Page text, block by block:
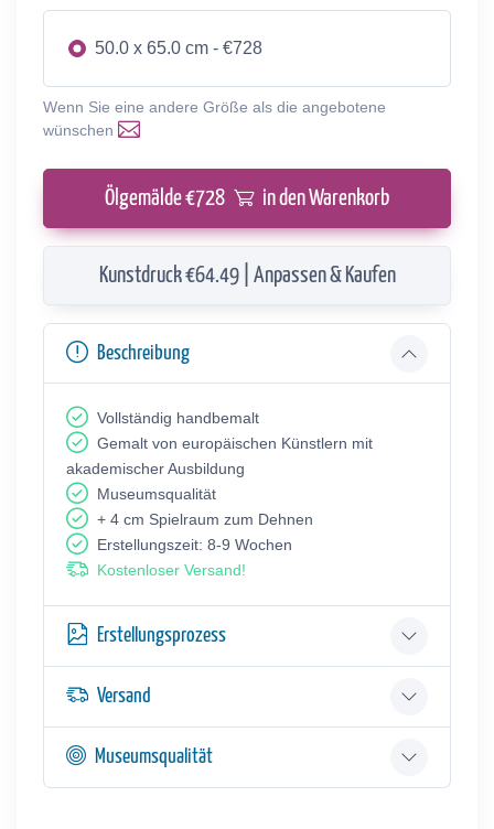
50.0 x 65.0 cm - €728
Wenn Sie eine andere Größe als die angebotene
wünschen
Ölgemälde €728 in den Warenkorb
Kunstdruck €64.49 | Anpassen & Kaufen
Beschreibung
Vollständig handbemalt
Gemalt von europäischen Künstlern mit
akademischer Ausbildung
Museumsqualität
+ 4 cm Spielraum zum Dehnen
Erstellungszeit: 8-9 Wochen
Kostenloser Versand!
Erstellungsprozess
Versand
Museumsqualität